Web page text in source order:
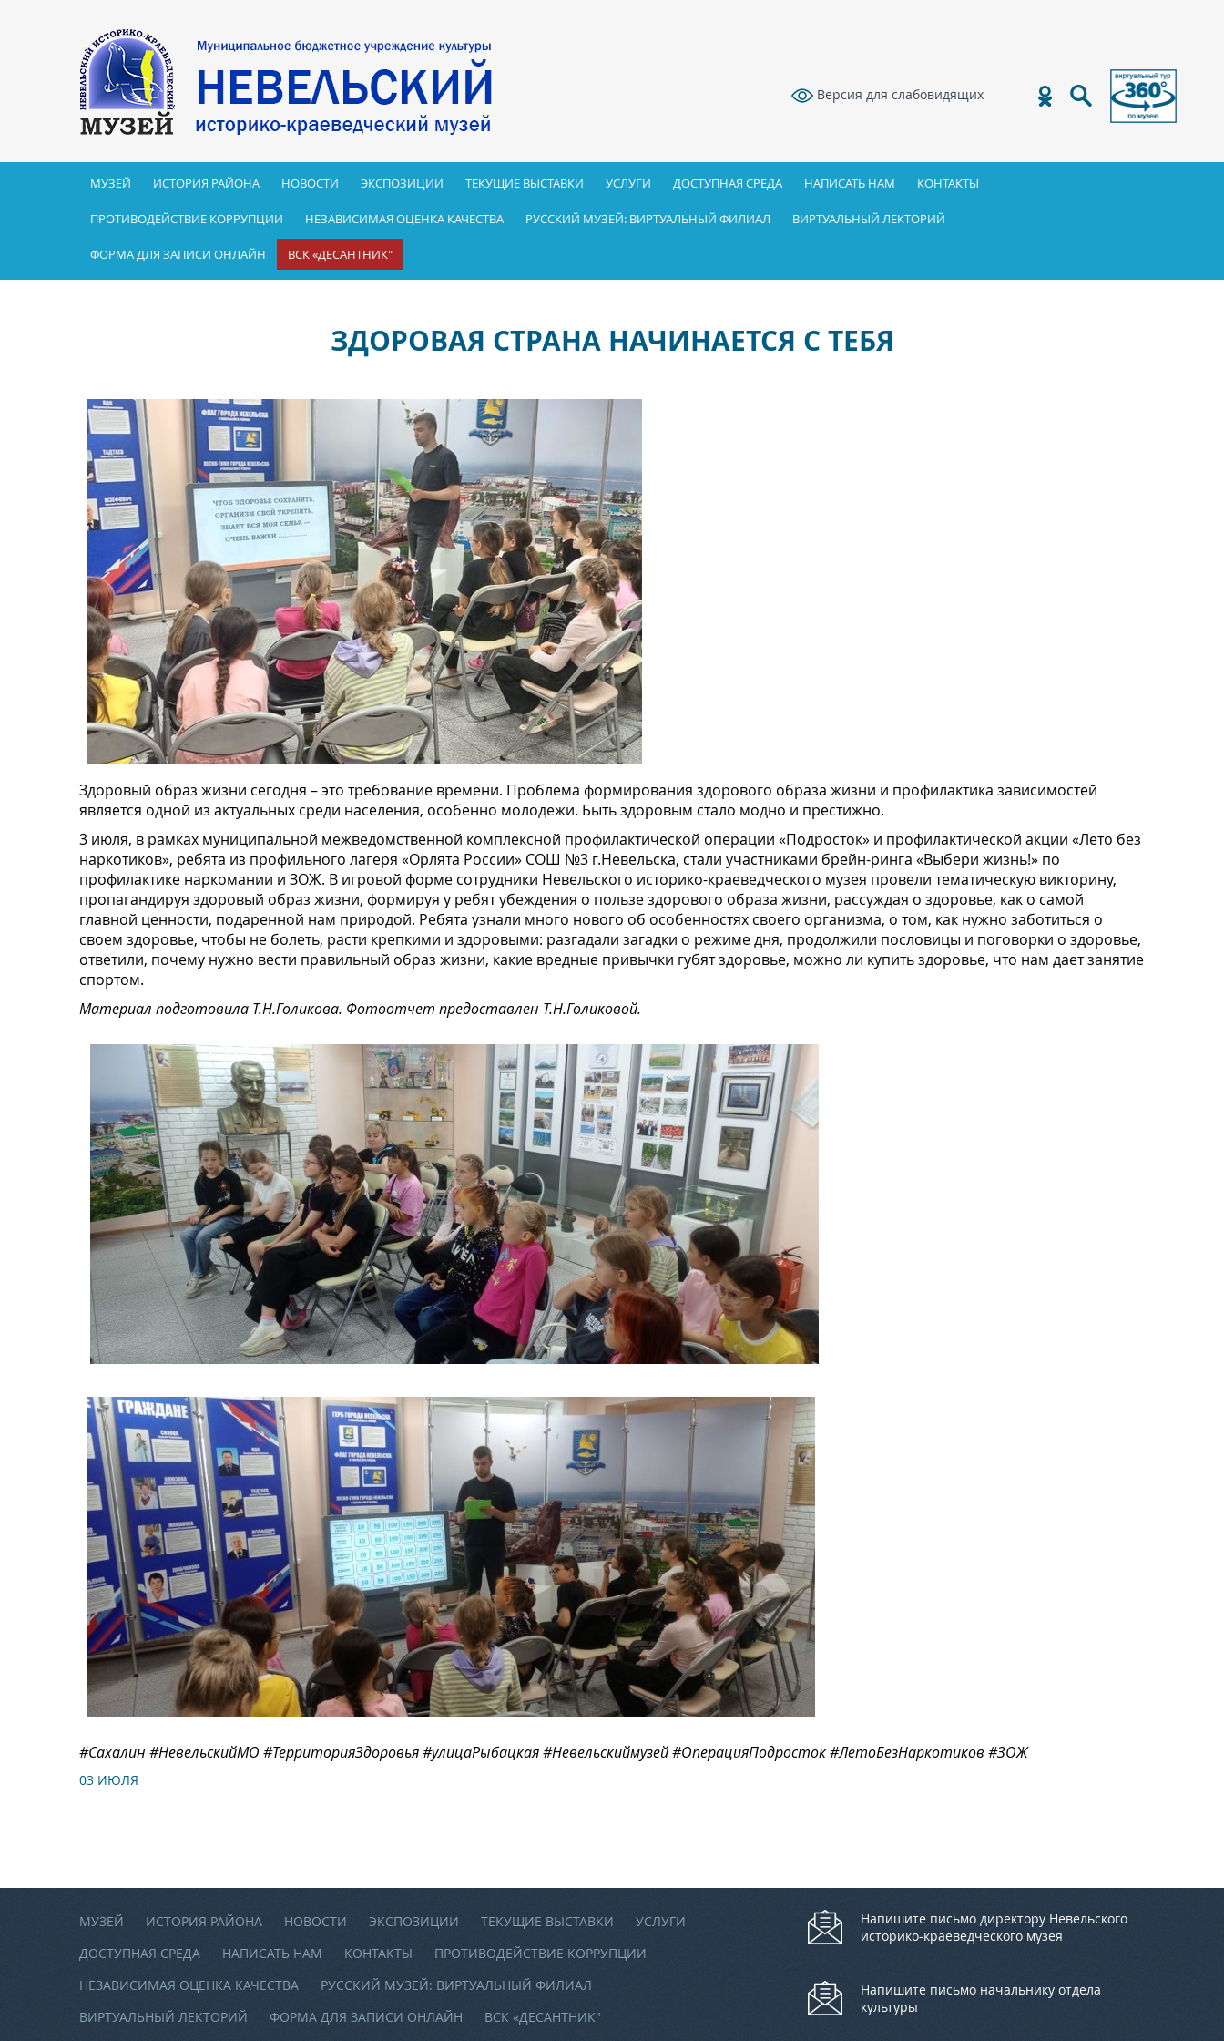
Версия для слабовидящих
МУЗЕЙ ИСТОРИЯ РАЙОНА НОВОСТИ ЭКСПОЗИЦИИ ТЕКУЩИЕ ВЫСТАВКИ УСЛУГИ ДОСТУПНАЯ СРЕДА НАПИСАТЬ НАМ КОНТАКТЫ
ПРОТИВОДЕЙСТВИЕ КОРРУПЦИИ НЕЗАВИСИМАЯ ОЦЕНКА КАЧЕСТВА РУССКИЙ МУЗЕЙ: ВИРТУАЛЬНЫЙ ФИЛИАЛ ВИРТУАЛЬНЫЙ ЛЕКТОРИЙ
ФОРМА ДЛЯ ЗАПИСИ ОНЛАЙН ВСК «ДЕСАНТНИК"
ЗДОРОВАЯ СТРАНА НАЧИНАЕТСЯ С ТЕБЯ
Здоровый образ жизни сегодня – это требование времени. Проблема формирования здорового образа жизни и профилактика зависимостей
является одной из актуальных среди населения, особенно молодежи. Быть здоровым стало модно и престижно.
3 июля, в рамках муниципальной межведомственной комплексной профилактической операции «Подросток» и профилактической акции «Лето без
наркотиков», ребята из профильного лагеря «Орлята России» СОШ №3 г.Невельска, стали участниками брейн-ринга «Выбери жизнь!» по
профилактике наркомании и ЗОЖ. В игровой форме сотрудники Невельского историко-краеведческого музея провели тематическую викторину,
пропагандируя здоровый образ жизни, формируя у ребят убеждения о пользе здорового образа жизни, рассуждая о здоровье, как о самой
главной ценности, подаренной нам природой. Ребята узнали много нового об особенностях своего организма, о том, как нужно заботиться о
своем здоровье, чтобы не болеть, расти крепкими и здоровыми: разгадали загадки о режиме дня, продолжили пословицы и поговорки о здоровье,
ответили, почему нужно вести правильный образ жизни, какие вредные привычки губят здоровье, можно ли купить здоровье, что нам дает занятие
спортом.
Материал подготовила Т.Н.Голикова. Фотоотчет предоставлен Т.Н.Голиковой.
#Сахалин #НевельскийМО #ТерриторияЗдоровья #улицаРыбацкая #Невельскиймузей #ОперацияПодросток #ЛетоБезНаркотиков #ЗОЖ
03 ИЮЛЯ
МУЗЕЙ ИСТОРИЯ РАЙОНА НОВОСТИ ЭКСПОЗИЦИИ ТЕКУЩИЕ ВЫСТАВКИ
УСЛУГИ
ДОСТУПНАЯ СРЕДА
НАПИСАТЬ НАМ КОНТАКТЫ
ПРОТИВОДЕЙСТВИЕ КОРРУПЦИИ
НЕЗАВИСИМАЯ ОЦЕНКА КАЧЕСТВА
РУССКИЙ МУЗЕЙ: ВИРТУАЛЬНЫЙ ФИЛИАЛ
ВИРТУАЛЬНЫЙ ЛЕКТОРИЙ
ФОРМА ДЛЯ ЗАПИСИ ОНЛАЙН ВСК «ДЕСАНТНИК"
Напишите письмо директору Невельского
историко-краеведческого музея
Напишите письмо начальнику отдела
культуры